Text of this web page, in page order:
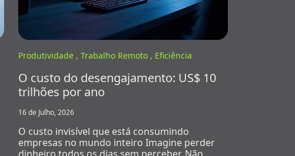
Produtividade , Trabalho Remoto , Eficiência
O custo do desengajamento: US$ 10
trilhões por ano
16 de Julho, 2026
O custo invisível que está consumindo
empresas no mundo inteiro Imagine perder